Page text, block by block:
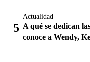
Actualidad
A qué se dedican
conoce a Wendy,